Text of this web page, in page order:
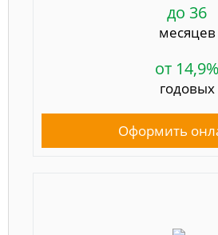
до 36
месяцев
от 14,9%
годовых
Оформить